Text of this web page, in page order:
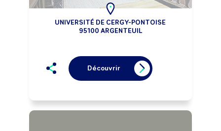
UNIVERSITÉ DE CERGY-PONTOISE
95100 ARGENTEUIL
Découvrir